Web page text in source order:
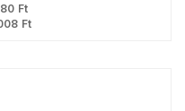
Ft
Ft